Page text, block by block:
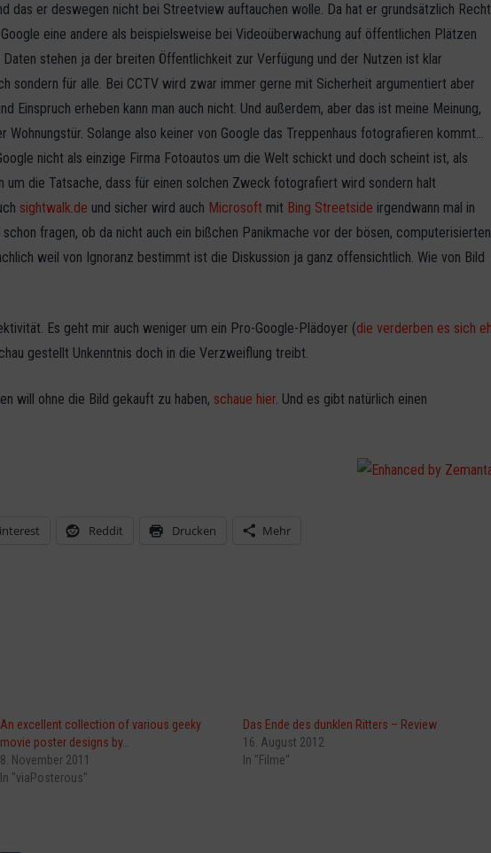
das er deswegen nicht bei Streetview auftauchen wolle. Da hat er grundsätzlich
eine andere als beispielsweise bei Videoüberwachung auf öffentlichen Plätzen
stehen ja der breiten Öffentlichkeit zur Verfügung und der Nutzen ist klar
sondern für alle. Bei CCTV wird zwar immer gerne mit Sicherheit argumentiert aber
Einspruch erheben kann man auch nicht. Und außerdem, aber das ist meine Meinung,
Solange also keiner von Google das Treppenhaus fotografieren kommt…
nicht als einzige Firma Fotoautos um die Welt schickt und doch scheint ist, als
um die Tatsache, dass für einen solchen Zweck fotografiert wird sondern halt
sightwalk.de und sicher wird auch Microsoft mit Bing Streetside irgendwann mal in
fragen, ob da nicht auch ein bißchen Panikmache vor der bösen, computerisierten
weil von Ignoranz bestimmt ist die Diskussion ja ganz offensichtlich. Wie von Bild
Es geht mir auch weniger um ein Pro-Google-Plädoyer (die verderben es sich
gestellt Unkenntnis doch in die Verzweiflung treibt.
will ohne die Bild gekauft zu haben, schaue hier. Und es gibt natürlich einen
Reddit Drucken Mehr
An excellent collection of various geeky
movie poster designs by…
8. November 2011
In "viaPosterous"
Das Ende des dunklen Ritters – Review
16. August 2012
In "Filme"